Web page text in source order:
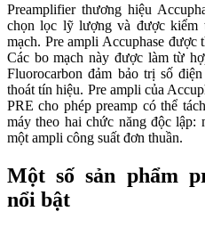
Preamplifier thương hiệu
chọn lọc lỹ lượng và được
mạch. Pre ampli Accuphase được
Các bo mạch này được làm từ
Fluorocarbon đảm bảo trị số
thoát tín hiệu. Pre ampli của
PRE cho phép preamp có thể
máy theo hai chức năng độc lập:
một ampli công suất đơn thuần.
Một số sản phẩm
nổi bật